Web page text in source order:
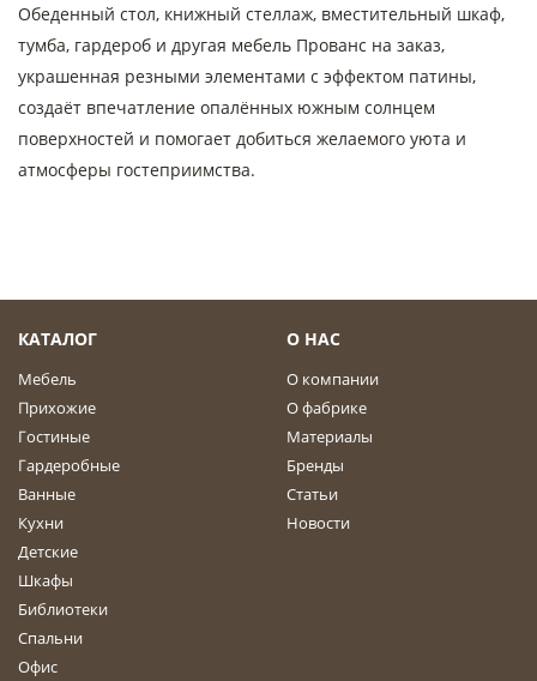
Обеденный стол, книжный стеллаж, вместительный шкаф,
тумба, гардероб и другая мебель Прованс на заказ,
украшенная резными элементами с эффектом патины,
cоздаёт впечатление опалённых южным солнцем
поверхностей и помогает добиться желаемого уюта и
атмосферы гостеприимства.
КАТАЛОГ
Мебель
Прихожие
Гостиные
Гардеробные
Ванные
Кухни
Детские
Шкафы
Библиотеки
Спальни
Офис
О НАС
О компании
О фабрике
Материалы
Бренды
Статьи
Новости